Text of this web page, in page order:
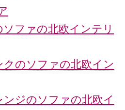
ファの北欧インテリ
のソファの北欧イン
ジのソファの北欧イ